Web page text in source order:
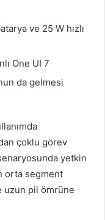
ve 25 W hızlı
One UI 7
da gelmesi
çoklu görev
yetkin
orta segment
uzun pil ömrüne